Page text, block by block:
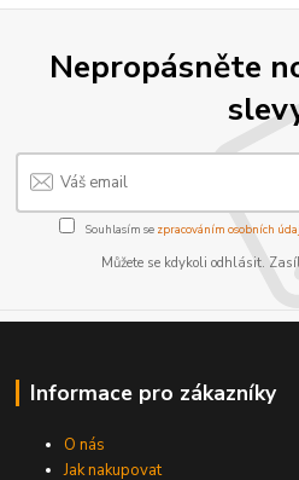
Nepropásněte
Souhlasím se zpracováním osobních
Můžete se kdykoli odhlásit.
Informace pro zákazníky
O nás
Jak nakupovat